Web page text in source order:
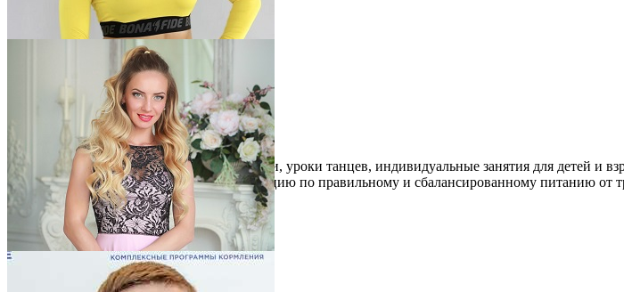
Читать описание
Перейти на сайт
Юлия Федорова
г. Луга Ленинградской области
Студия фитнеса и танцев «FiT MiX»
В студии «FiT MiX» проводятся тренировки, уроки танцев, индивидуальные занятия для детей
Также в студии можно получить консультацию по правильному и сбалансированному питанию от
Читать описание
Перейти на сайт